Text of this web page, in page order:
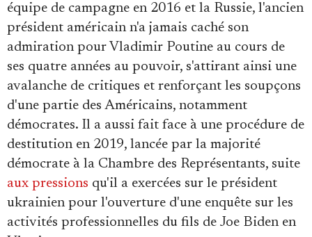
équipe de campagne en 2016 et la Russie, l'ancien
président américain n'a jamais caché son
admiration pour Vladimir Poutine au cours de
ses quatre années au pouvoir, s'attirant ainsi une
avalanche de critiques et renforçant les soupçons
d'une partie des Américains, notamment
démocrates. Il a aussi fait face à une procédure de
destitution en 2019, lancée par la majorité
démocrate à la Chambre des Représentants, suite
aux pressions qu'il a exercées sur le président
ukrainien pour l'ouverture d'une enquête sur les
activités professionnelles du fils de Joe Biden en